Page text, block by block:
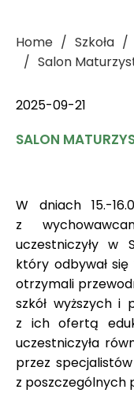
Home Szkoła
Salon
2025-09-21
SALON
W dniach 15.-
z
uczestniczyły w
który odbywał się
otrzymali
szkół wyższych i
z ich ofertą
uczestniczyła
przez
z poszczególnych